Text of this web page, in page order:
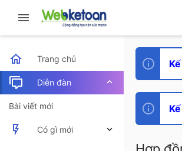
Trang chủ
Diễn đàn
Bài viết mới
Có gì mới